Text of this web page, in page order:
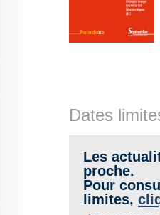
Dates
Les
proche.
Pour
limites,